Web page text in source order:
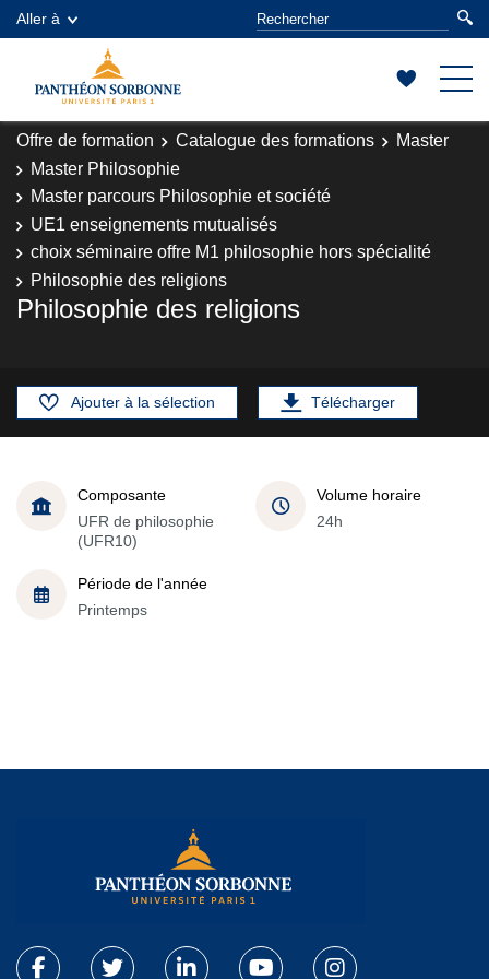
Aller à
Offre de formation Catalogue des formations
Master
Master Philosophie
Master parcours Philosophie et société
UE1 enseignements mutualisés
choix séminaire offre M1 philosophie hors spécialité
Philosophie des religions
Philosophie des religions
Ajouter à la sélection Télécharger
Composante
UFR de philosophie
(UFR10)
Volume horaire
24h
Période de l'année
Printemps